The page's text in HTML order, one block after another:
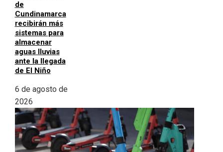
de
Cundinamarca
recibirán más
sistemas para
almacenar
aguas lluvias
ante la llegada
de El Niño
6 de agosto de
2026